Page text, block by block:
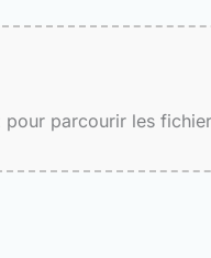
pour parcourir les